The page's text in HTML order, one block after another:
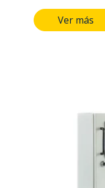
Grado de
Grado de
Pintura
RAL serie
tipo buje de
triangular o
Ver más